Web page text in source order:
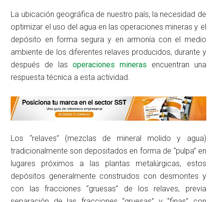
La ubicación geográfica de nuestro país, la necesidad de
optimizar el uso del agua en las operaciones mineras y el
depósito en forma segura y en armonía con el medio
ambiente de los diferentes relaves producidos, durante y
después de las operaciones mineras encuentran una
respuesta técnica a esta actividad.
Los “relaves” (mezclas de mineral molido y agua)
tradicionalmente son depositados en forma de “pulpa” en
lugares próximos a las plantas metalúrgicas, estos
depósitos generalmente construidos con desmontes y
con las fracciones “gruesas” de los relaves, previa